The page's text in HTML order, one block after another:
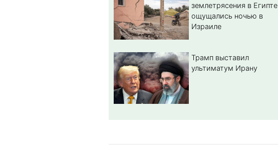
землетрясения в Египте
ощущались ночью в
Израиле
Трамп выставил
ультиматум Ирану